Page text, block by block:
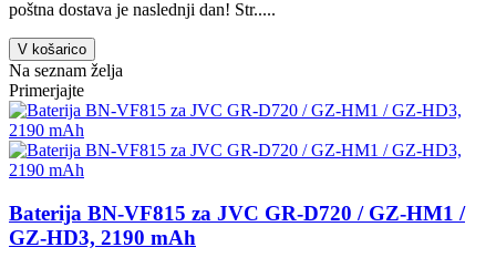
poštna dostava je naslednji dan! Str.....
V košarico
Na seznam želja
Primerjajte
Baterija BN-VF815 za JVC GR-D720 / GZ-HM1 /
GZ-HD3, 2190 mAh